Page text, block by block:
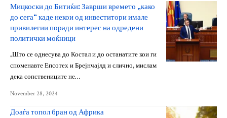
Мицкоски до Битиќи: Заврши времето „како
до сега“ каде некои од инвеститори имале
привилегии поради интерес на одредени
политички моќници
„Што се однесува до Костал и до останатите кои ги
споменавте Епсотех и Брејнчајлд и слично, мислам
дека сопствениците не…
November 28, 2024
Доаѓа топол бран од Африка